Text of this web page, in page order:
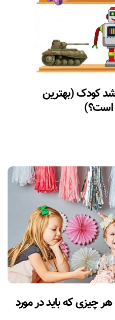
کودک (بهترین
است؟)
چیزی که باید در مورد